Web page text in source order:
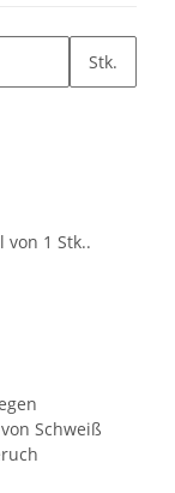
Stk.
1 Stk..
Schweiß